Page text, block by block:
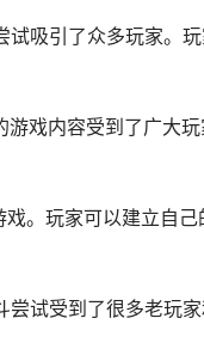
试吸引了众多玩家。
游戏内容受到了广大玩
。玩家可以建立自己
尝试受到了很多老玩